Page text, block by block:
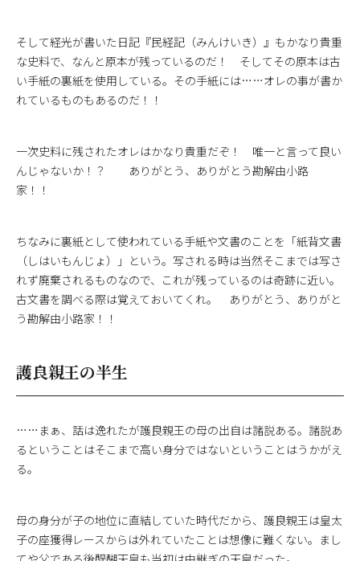
そして経光が書いた日記『民経記（みんけいき）』もかなり貴重
な史料で、なんと原本が残っているのだ！ そしてその原本は古
い手紙の裏紙を使用している。その手紙には……オレの事が書か
れているものもあるのだ！！
一次史料に残されたオレはかなり貴重だぞ！ 唯一と言って良い
んじゃないか！？ ありがとう、ありがとう勘解由小路
家！！
ちなみに裏紙として使われている手紙や文書のことを「紙背文書
（しはいもんじょ）」という。写される時は当然そこまでは写さ
れず廃棄されるものなので、これが残っているのは奇跡に近い。
古文書を調べる際は覚えておいてくれ。 ありがとう、ありがと
う勘解由小路家！！
護良親王の半生
……まぁ、話は逸れたが護良親王の母の出自は諸説ある。諸説あ
るということはそこまで高い身分ではないということはうかがえ
る。
母の身分が子の地位に直結していた時代だから、護良親王は皇太
子の座獲得レースからは外れていたことは想像に難くない。まし